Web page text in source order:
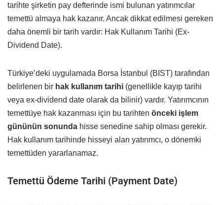
tarihte şirketin pay defterinde ismi bulunan yatırımcılar
temettü almaya hak kazanır. Ancak dikkat edilmesi gereken
daha önemli bir tarih vardır: Hak Kullanım Tarihi (Ex-
Dividend Date).
Türkiye’deki uygulamada Borsa İstanbul (BIST) tarafından
belirlenen bir hak kullanım tarihi (genellikle kayıp tarihi
veya ex-dividend date olarak da bilinir) vardır. Yatırımcının
temettüye hak kazanması için bu tarihten önceki işlem
gününün sonunda hisse senedine sahip olması gerekir.
Hak kullanım tarihinde hisseyi alan yatırımcı, o dönemki
temettüden yararlanamaz.
Temettü Ödeme Tarihi (Payment Date)